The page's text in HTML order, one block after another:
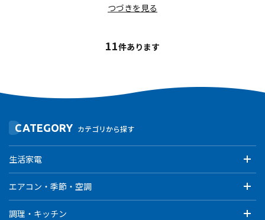
つづきを見る
11件あります
CATEGORY カテゴリから探す
生活家電
エアコン・季節・空調
調理・キッチン